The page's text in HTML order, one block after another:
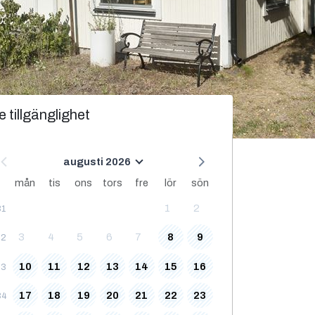
tillgänglighet
augusti 2026
mån
tis ons tors fre lör sön
1 2
3 4 5 6 7 8 9
10 11 12 13 14 15 16
17 18 19 20 21 22 23